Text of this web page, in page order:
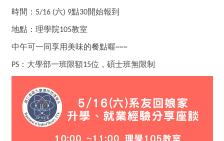
時間： 5/16 (六) 9點30開始報到
地點：理學院105教室
中午可一同享用美味的餐點喔~~~
PS：大學部一班限額15位，碩士班無限制